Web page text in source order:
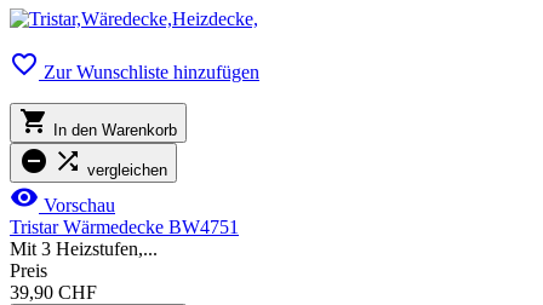
 Zur Wunschliste hinzufügen
 In den Warenkorb
  vergleichen
 Vorschau
Tristar Wärmedecke BW4751
Mit 3 Heizstufen,...
Preis
39,90 CHF